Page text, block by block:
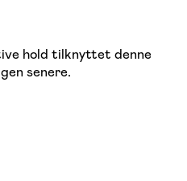
hold tilknyttet denne
senere.